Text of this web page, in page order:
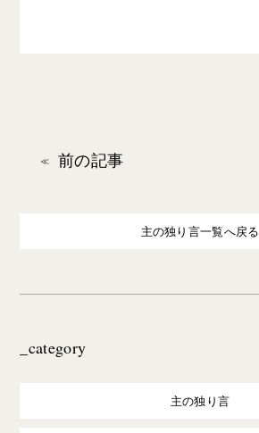
前の記事
主の独り言一覧へ戻る
_category
主の独り言